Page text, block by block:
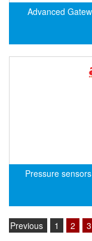
Elettrotek Kabel
ELIS PLZEŇ
ELMESS-
ELVEM Vietnam
EMCSOSIN
Advanced
Pressure
Previous 1 2 3